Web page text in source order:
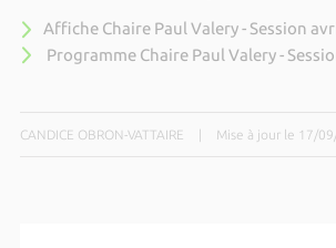
Affiche Chaire Paul Valery - Session
Programme Chaire Paul Valery -
CANDICE OBRON-VATTAIRE Mise à jour le 17/